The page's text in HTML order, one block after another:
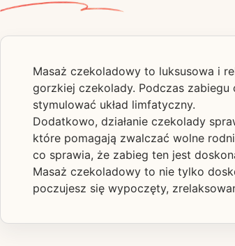
Masaż czekoladowy to luksusowa i
gorzkiej czekolady. Podczas
stymulować układ limfatyczny.
Dodatkowo, działanie czekolady
które pomagają zwalczać wolne
co sprawia, że zabieg ten jest
Masaż czekoladowy to nie tylko
poczujesz się wypoczęty,